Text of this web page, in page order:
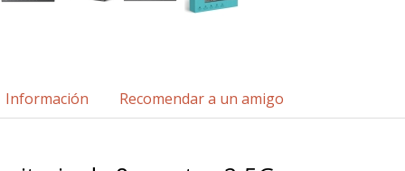
Información Recomendar a un amigo